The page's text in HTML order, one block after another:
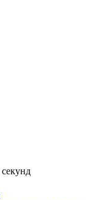
секунд